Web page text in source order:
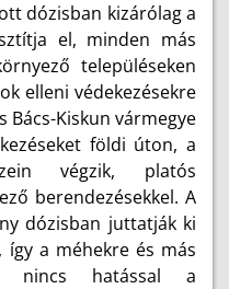
dózisban kizárólag a
el, minden más
településeken
elleni védekezésekre
Bács-Kiskun vármegye
földi úton, a
végzik, platós
berendezésekkel. A
dózisban juttatják ki
így a méhekre és más
nincs hatással a